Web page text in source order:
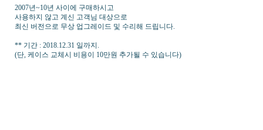
2007년~10년 사이에 구매하시고
사용하지 않고 계신 고객님 대상으로
최신 버전으로 무상 업그레이드 및 수리해 드립니다.
** 기간 : 2018.12.31 일까지.
(단, 케이스 교체시 비용이 10만원 추가될 수 있습니다)